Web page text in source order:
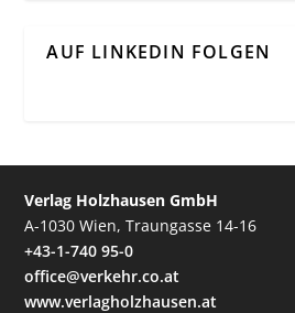
AUF LINKEDIN FOLGEN
Verlag Holzhausen GmbH
A-1030 Wien, Traungasse 14-16
+43-1-740 95-0
office@verkehr.co.at
www.verlagholzhausen.at